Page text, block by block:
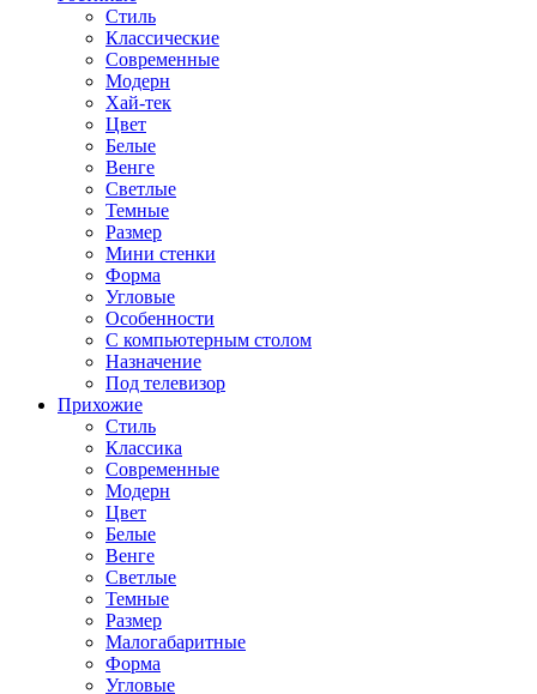
Стиль
Классические
Современные
Модерн
Хай-тек
Цвет
Белые
Венге
Светлые
Темные
Размер
Мини стенки
Форма
Угловые
Особенности
С компьютерным столом
Назначение
Под телевизор
Прихожие
Стиль
Классика
Современные
Модерн
Цвет
Белые
Венге
Светлые
Темные
Размер
Малогабаритные
Форма
Угловые